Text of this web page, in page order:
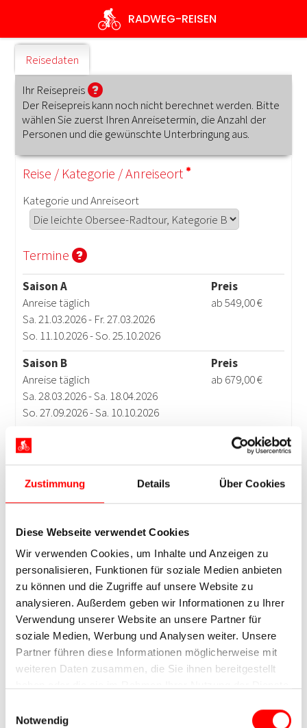
Zustimmung Details Über Cookies
Diese Webseite verwendet Cookies
Wir verwenden Cookies, um Inhalte und Anzeigen zu
personalisieren, Funktionen für soziale Medien anbieten
zu können und die Zugriffe auf unsere Website zu
analysieren. Außerdem geben wir Informationen zu Ihrer
Verwendung unserer Website an unsere Partner für
soziale Medien, Werbung und Analysen weiter. Unsere
Partner führen diese Informationen möglicherweise mit
weiteren Daten zusammen, die Sie ihnen bereitgestellt
Notwendig
Inhalt
RADWEG-REISEN